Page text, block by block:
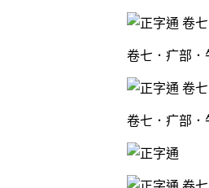
卷七．疒部．
卷七．疒部．